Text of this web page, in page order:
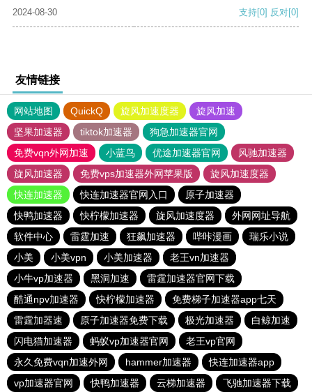
2024-08-30
支持[0] 反对[0]
友情链接
网站地图 QuickQ 旋风加速度器
旋风加速
坚果加速器
tiktok加速器
狗急加速器官网
免费vqn外网加速
小蓝鸟 优途加速器官网
风驰加速器
旋风加速器
免费vps加速器外网苹果版
旋风加速度器
快连加速器
快连加速器官网入口
原子加速器
快鸭加速器
快柠檬加速器 旋风加速度器
外网网址导航
软件中心
雷霆加速 狂飙加速器 哔咔漫画
瑞乐小说
小美
小美vpn 小美加速器
老王vn加速器
小牛vp加速器
黑洞加速
雷霆加速器官网下载
酷通npv加速器
快柠檬加速器
免费梯子加速器app七天
雷霆加器速
原子加速器免费下载 极光加速器
白鲸加速
闪电猫加速器
蚂蚁vp加速器官网
老王vp官网
永久免费vqn加速外网
hammer加速器
快连加速器app
vp加速器官网
快鸭加速器 云梯加速器
飞驰加速器下载